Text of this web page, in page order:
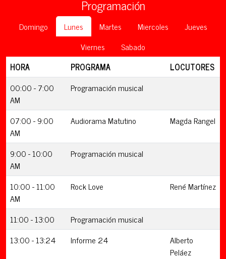
Programación
Domingo Lunes Martes Miercoles
Jueves
Viernes
Sabado
HORA
PROGRAMA
LOCUTORES
00:00 - 7:00
AM
Programación musical
07:00 - 9:00
AM
Audiorama Matutino Magda Rangel
9:00 - 10:00
AM
Programación musical
10:00 - 11:00
AM
Rock Love René Martínez
11:00 - 13:00
Programación musical
13:00 - 13:24
Informe 24
Alberto
Peláez